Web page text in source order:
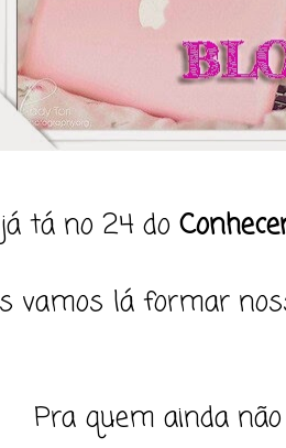
tá no 24 do
vamos lá formar
Pra quem ainda não